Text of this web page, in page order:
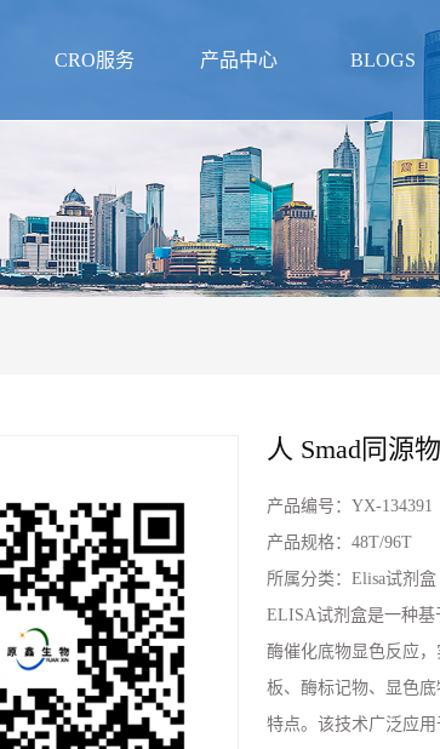
CRO服务 产品中心 BLOGS
人 Smad同源
产品编号： YX-134391
产品规格： 48T/96T
所属分类： Elisa试剂盒
ELISA试剂盒是一种
酶催化底物显色反应
板、酶标记物、显色
特点。该技术广泛应